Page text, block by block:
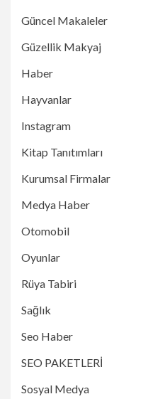
Güncel Makaleler
Güzellik Makyaj
Haber
Hayvanlar
Instagram
Kitap Tanıtımları
Kurumsal Firmalar
Medya Haber
Otomobil
Oyunlar
Rüya Tabiri
Sağlık
Seo Haber
SEO PAKETLERİ
Sosyal Medya